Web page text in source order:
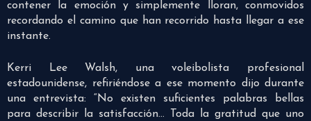
contener la emoción y simplemente lloran, conmovidos
recordando el camino que han recorrido hasta llegar a ese
instante.
Kerri Lee Walsh, una voleibolista profesional
estadounidense, refiriéndose a ese momento dijo durante
una entrevista: “No existen suficientes palabras bellas
para describir la satisfacción… Toda la gratitud que uno